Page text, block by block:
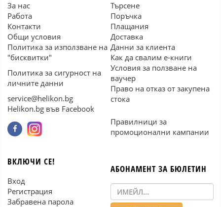
За нас
Работа
Контакти
Общи условия
Политика за използване на
"бисквитки"
Политика за сигурност на
личните данни
service@helikon.bg
Helikon.bg във Facebook
Търсене
Поръчка
Плащания
Доставка
Данни за клиента
Как да свалим е-книги
Условия за ползване на
ваучер
Право на отказ от закупена
стока
Правилници за
промоционални кампании
ВКЛЮЧИ СЕ!
Вход
Регистрация
Забравена парола
АБОНАМЕНТ ЗА БЮЛЕТИН